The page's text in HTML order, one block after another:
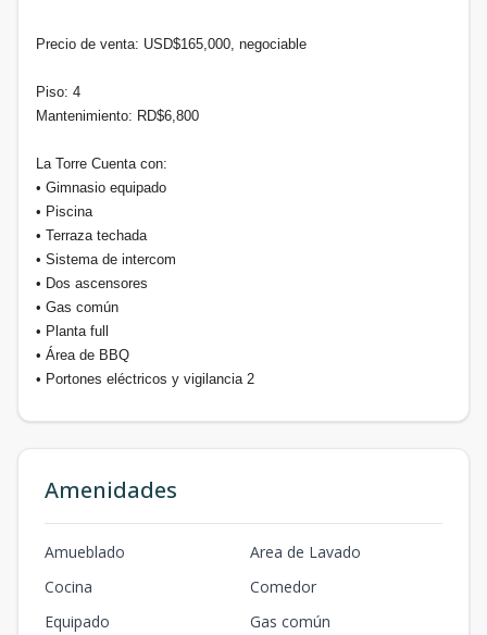
Precio de venta: USD$165,000, negociable
Piso: 4
Mantenimiento: RD$6,800
La Torre Cuenta con:
• Gimnasio equipado
• Piscina
• Terraza techada
• Sistema de intercom
• Dos ascensores
• Gas común
• Planta full
• Área de BBQ
• Portones eléctricos y vigilancia 2
Amenidades
Amueblado
Area de Lavado
Cocina
Comedor
Equipado
Gas común